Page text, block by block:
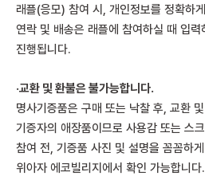
래플(응모) 참여 시, 개인정보를 정확하
연락 및 배송은 래플에 참여하실 때 입
진행됩니다.
·교환 및 환불은 불가능합니다.
명사기증품은 구매 또는 낙찰 후, 교환
기증자의 애장품이므로 사용감 또는 스
참여 전, 기증품 사진 및 설명을 꼼꼼하
위아자 에코빌리지에서 확인 가능합니다.